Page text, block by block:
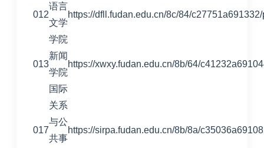
012
语言
文学
学院
https://dfll.fudan.edu.cn/8c/84/
013
新闻
学院
https://xwxy.fudan.edu.cn/8b/64/
017
国际
关系
与公
共事
https://sirpa.fudan.edu.cn/8b/8a/